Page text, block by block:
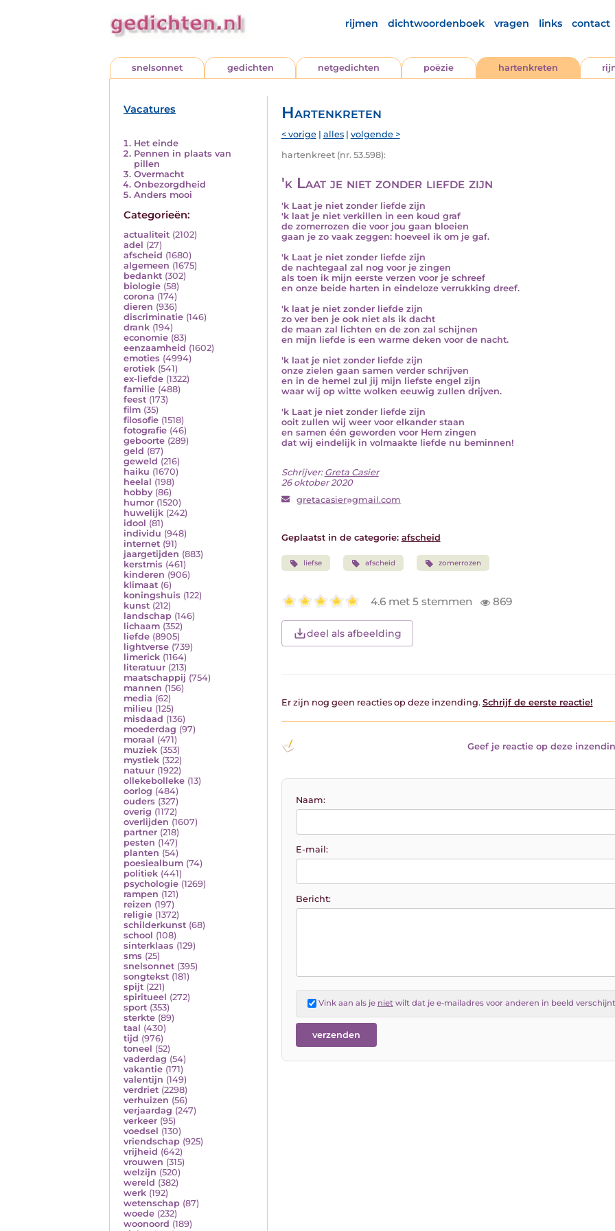
rijmen dichtwoordenboek vragen links contact
snelsonnet gedichten netgedichten poëzie hartenkreten
Vacatures
Het einde
Pennen in plaats van
pillen
Overmacht
Onbezorgdheid
Anders mooi
Categorieën:
actualiteit (2102)
adel (27)
afscheid (1680)
algemeen (1675)
bedankt (302)
biologie (58)
corona (174)
dieren (936)
discriminatie (146)
drank (194)
economie (83)
eenzaamheid (1602)
emoties (4994)
erotiek (541)
ex-liefde (1322)
familie (488)
feest (173)
film (35)
filosofie (1518)
fotografie (46)
geboorte (289)
geld (87)
geweld (216)
haiku (1670)
heelal (198)
hobby (86)
humor (1520)
huwelijk (242)
idool (81)
individu (948)
internet (91)
jaargetijden (883)
kerstmis (461)
kinderen (906)
klimaat (6)
koningshuis (122)
kunst (212)
landschap (146)
lichaam (352)
liefde (8905)
lightverse (739)
limerick (1164)
literatuur (213)
maatschappij (754)
mannen (156)
media (62)
milieu (125)
misdaad (136)
moederdag (97)
moraal (471)
muziek (353)
mystiek (322)
natuur (1922)
ollekebolleke (13)
oorlog (484)
ouders (327)
overig (1172)
overlijden (1607)
partner (218)
pesten (147)
planten (54)
poesiealbum (74)
politiek (441)
psychologie (1269)
rampen (121)
reizen (197)
religie (1372)
schilderkunst (68)
school (108)
sinterklaas (129)
sms (25)
snelsonnet (395)
songtekst (181)
spijt (221)
spiritueel (272)
sport (353)
sterkte (89)
taal (430)
tijd (976)
toneel (52)
vaderdag (54)
vakantie (171)
valentijn (149)
verdriet (2298)
verhuizen (56)
verjaardag (247)
verkeer (95)
voedsel (130)
vriendschap (925)
vrijheid (642)
vrouwen (315)
welzijn (520)
wereld (382)
werk (192)
wetenschap (87)
woede (232)
woonoord (189)
Hartenkreten
< vorige| alles| volgende >
hartenkreet (nr. 53.598):
'k Laat je niet zonder liefde zijn
'k Laat je niet zonder liefde zijn
'k laat je niet verkillen in een koud graf
de zomerrozen die voor jou gaan bloeien
gaan je zo vaak zeggen: hoeveel ik om je gaf.
'k Laat je niet zonder liefde zijn
de nachtegaal zal nog voor je zingen
als toen ik mijn eerste verzen voor je schreef
en onze beide harten in eindeloze verrukking dreef.
'k laat je niet zonder liefde zijn
zo ver ben je ook niet als ik dacht
de maan zal lichten en de zon zal schijnen
en mijn liefde is een warme deken voor de nacht.
'k laat je niet zonder liefde zijn
onze zielen gaan samen verder schrijven
en in de hemel zul jij mijn liefste engel zijn
waar wij op witte wolken eeuwig zullen drijven.
'k Laat je niet zonder liefde zijn
ooit zullen wij weer voor elkander staan
en samen één geworden voor Hem zingen
dat wij eindelijk in volmaakte liefde nu beminnen!
Schrijver: Greta Casier
26 oktober 2020
gretacasier gmail.com
Geplaatst in de categorie: afscheid
liefse afscheid zomerrozen
4.6 met 5 stemmen 869
deel als afbeelding
Er zijn nog geen reacties op deze inzending. Schrijf de eerste reactie!
Geef je reactie op deze
Naam:
E-mail:
Bericht:
Vink aan als je nietwilt dat je e-mailadres voor anderen in beeld verschijnt